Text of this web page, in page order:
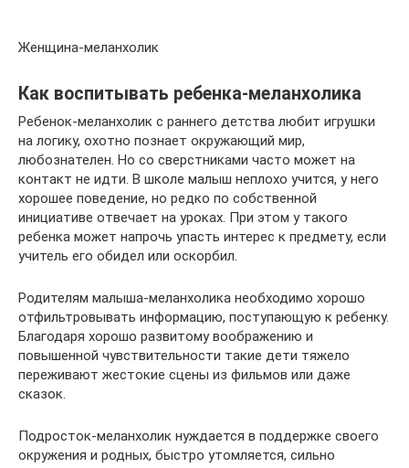
Женщина-меланхолик
Как воспитывать ребенка-меланхолика
Ребенок-меланхолик с раннего детства любит игрушки
на логику, охотно познает окружающий мир,
любознателен. Но со сверстниками часто может на
контакт не идти. В школе малыш неплохо учится, у него
хорошее поведение, но редко по собственной
инициативе отвечает на уроках. При этом у такого
ребенка может напрочь упасть интерес к предмету, если
учитель его обидел или оскорбил.
Родителям малыша-меланхолика необходимо хорошо
отфильтровывать информацию, поступающую к ребенку.
Благодаря хорошо развитому воображению и
повышенной чувствительности такие дети тяжело
переживают жестокие сцены из фильмов или даже
сказок.
Подросток-меланхолик нуждается в поддержке своего
окружения и родных, быстро утомляется, сильно